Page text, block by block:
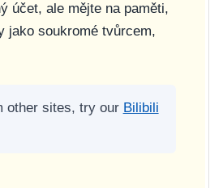
účet, ale mějte na paměti,
jako soukromé tvůrcem,
other sites, try our Bilibili